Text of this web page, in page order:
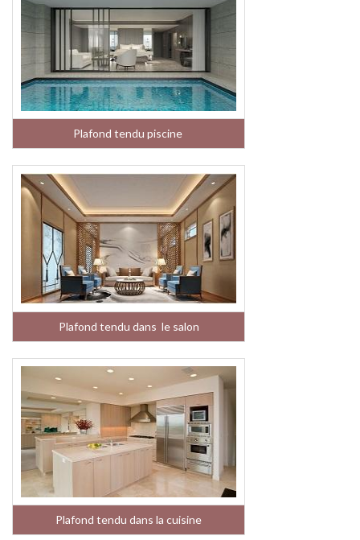
Plafond tendu piscine
Plafond tendu dans le salon
Plafond tendu dans la cuisine